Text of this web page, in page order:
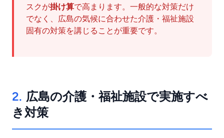
スクが掛け算で高まります。一般的な対策だけ
でなく、広島の気候に合わせた介護・福祉施設
固有の対策を講じることが重要です。
2. 広島の介護・福祉施設で実施すべ
き対策